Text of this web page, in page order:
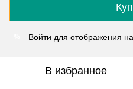
Войти для отображения
В избранное